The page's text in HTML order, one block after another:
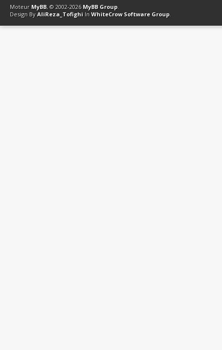
Moteur MyBB, © 2002-2026 MyBB Group.
Design By AliReza_Tofighi In WhiteCrow Software Group.